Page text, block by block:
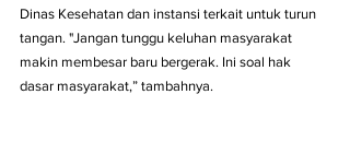
Dinas Kesehatan dan instansi terkait untuk turun
tangan. "Jangan tunggu keluhan masyarakat
makin membesar baru bergerak. Ini soal hak
dasar masyarakat,” tambahnya.